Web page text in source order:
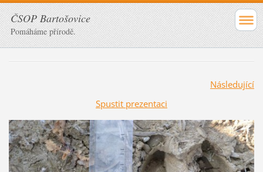
ČSOP Bartošovice
Pomáháme přírodě.
Následující
Spustit prezentaci